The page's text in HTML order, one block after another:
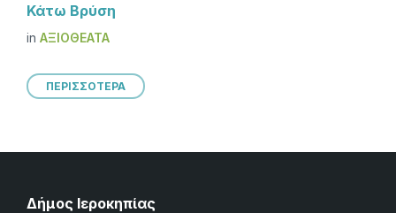
Κάτω Βρύση
in ΑΞΙΟΘΈΑΤΑ
ΠΕΡΙΣΣΟΤΕΡΑ
Δήμος Ιεροκηπίας